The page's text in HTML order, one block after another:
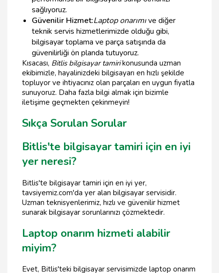
sağlıyoruz.
Güvenilir Hizmet:Laptop onarımıve diğer
teknik servis hizmetlerimizde olduğu gibi,
bilgisayar toplama ve parça satışında da
güvenilirliği ön planda tutuyoruz.
Kısacası, Bitlis bilgisayar tamirikonusunda uzman
ekibimizle, hayalinizdeki bilgisayarı en hızlı şekilde
topluyor ve ihtiyacınız olan parçaları en uygun fiyatla
sunuyoruz. Daha fazla bilgi almak için bizimle
iletişime geçmekten çekinmeyin!
Sıkça Sorulan Sorular
Bitlis'te bilgisayar tamiri için en iyi
yer neresi?
Bitlis'te bilgisayar tamiri için en iyi yer,
tavsiyemiz.com'da yer alan bilgisayar servisidir.
Uzman teknisyenlerimiz, hızlı ve güvenilir hizmet
sunarak bilgisayar sorunlarınızı çözmektedir.
Laptop onarım hizmeti alabilir
miyim?
Evet, Bitlis'teki bilgisayar servisimizde laptop onarım